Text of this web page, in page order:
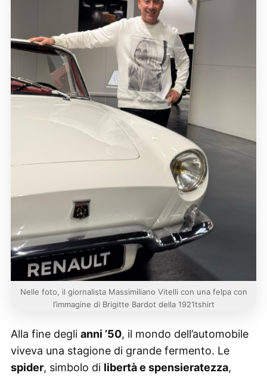
Nelle foto, il giornalista Massimiliano Vitelli con una felpa con
l’immagine di Brigitte Bardot della 1921tshirt
Alla fine degli anni ’50, il mondo dell’automobile
viveva una stagione di grande fermento. Le
spider, simbolo di libertà e spensieratezza,